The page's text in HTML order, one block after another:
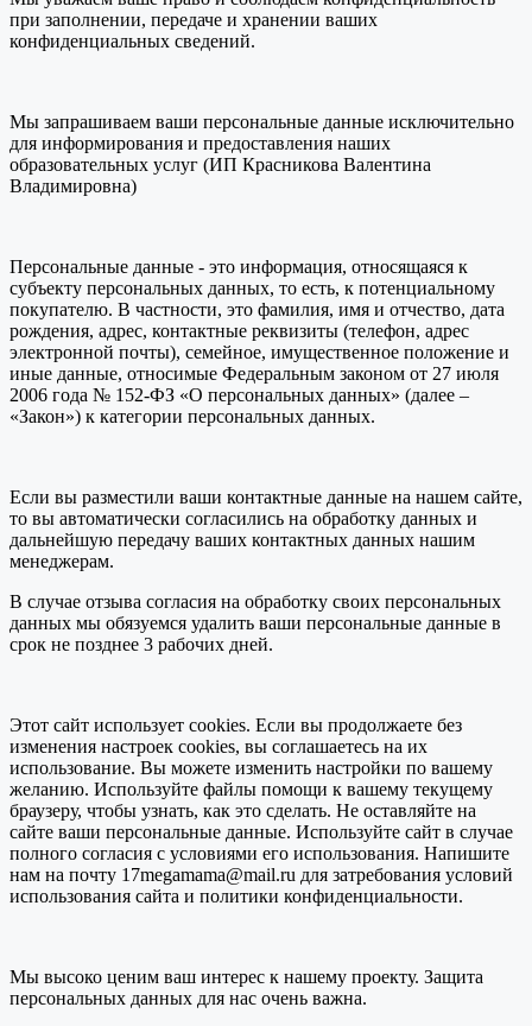
при заполнении, передаче и хранении ваших
конфиденциальных сведений.
Мы запрашиваем ваши персональные данные исключительно
для информирования и предоставления наших
образовательных услуг (ИП Красникова Валентина
Владимировна)
Персональные данные - это информация, относящаяся к
субъекту персональных данных, то есть, к потенциальному
покупателю. В частности, это фамилия, имя и отчество, дата
рождения, адрес, контактные реквизиты (телефон, адрес
электронной почты), семейное, имущественное положение и
иные данные, относимые Федеральным законом от 27 июля
2006 года № 152-ФЗ «О персональных данных» (далее –
«Закон») к категории персональных данных.
Если вы разместили ваши контактные данные на нашем сайте,
то вы автоматически согласились на обработку данных и
дальнейшую передачу ваших контактных данных нашим
менеджерам.
В случае отзыва согласия на обработку своих персональных
данных мы обязуемся удалить ваши персональные данные в
срок не позднее 3 рабочих дней.
Этот сайт использует cookies. Если вы продолжаете без
изменения настроек cookies, вы соглашаетесь на их
использование. Вы можете изменить настройки по вашему
желанию. Используйте файлы помощи к вашему текущему
браузеру, чтобы узнать, как это сделать. Не оставляйте на
сайте ваши персональные данные. Используйте сайт в случае
полного согласия с условиями его использования. Напишите
нам на почту 17megamama@mail.ru для затребования условий
использования сайта и политики конфиденциальности.
Мы высоко ценим ваш интерес к нашему проекту. Защита
персональных данных для нас очень важна.